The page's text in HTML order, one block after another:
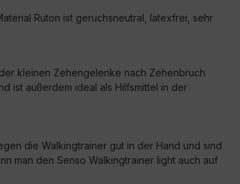
Ruton ist geruchsneutral, latexfrei, sehr
kleinen Zehengelenke nach Zehenbruch
ist außerdem ideal als Hilfsmittel in der
die Walkingtrainer gut in der Hand und sind
man den Senso Walkingtrainer light auch auf